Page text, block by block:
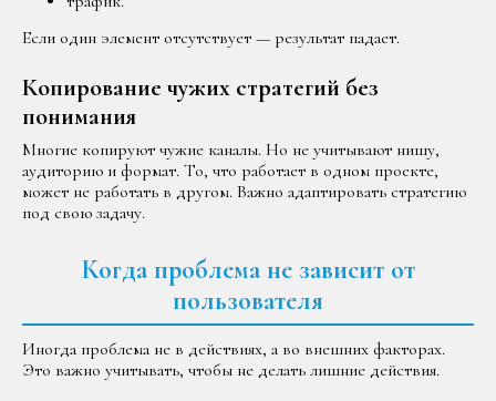
Если один элемент отсутствует — результат падает.
Копирование чужих стратегий без
понимания
Многие копируют чужие каналы. Но не учитывают нишу,
аудиторию и формат. То, что работает в одном проекте,
может не работать в другом. Важно адаптировать стратегию
под свою задачу.
Когда проблема не зависит от
пользователя
Иногда проблема не в действиях, а во внешних факторах.
Это важно учитывать, чтобы не делать лишние действия.